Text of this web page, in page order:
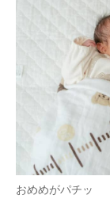
おめめがパチッ